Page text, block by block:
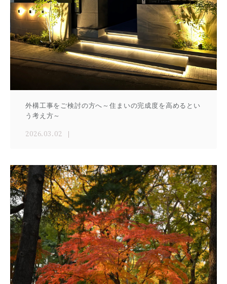
外構工事をご検討の方へ～住まいの完成度を高めるとい
う考え方～
2026.03.02